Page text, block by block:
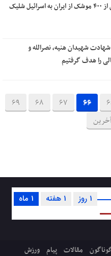
معاریو: در نیم ساعت بیش از ۴۰۰ موشک از ایران به اسرائیل شلیک
شهیدان هنیه، نصرالله و
را هدف گرفتیم
66
67
68
69
آخرین
1 ماه 1 هفته 1 روز
مقالات پیام ورزش